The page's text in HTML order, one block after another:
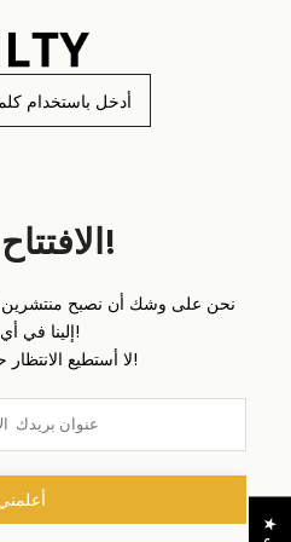
أدخل باستخدام
الافتتاح قريباً!
نحن على وشك أن نصبح منتشرين
إلينا في أي وقت!
لا أستطيع الانتظار حتى أحظى بك!
★
ا
ل
م
ر
ا
ج
ع
ا